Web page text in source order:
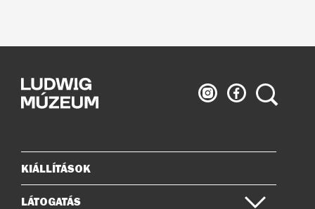
Ludwig
Múzeum
Ludwig
Múzeum
Keresés
Oldaltérkép
KIÁLLÍTÁSOK
LÁTOGATÁS